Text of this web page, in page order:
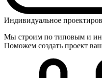
Индивидуальное
Мы строим по типовым и
Поможем создать проект